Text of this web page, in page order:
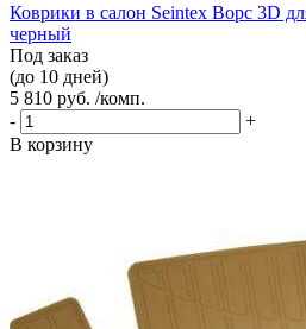
Коврики в салон Seintex Ворс 3D
черный
Под заказ
(до 10 дней)
5 810 руб. /комп.
-
+
В корзину